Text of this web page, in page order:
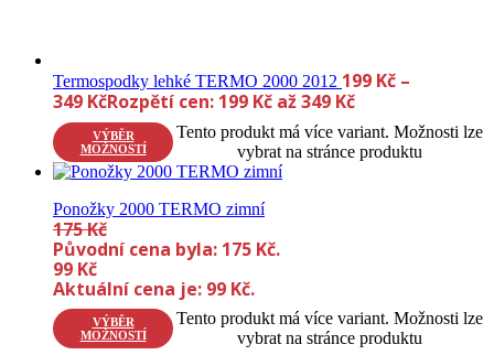
Termospodky lehké TERMO 2000 2012 199 Kč –
349 KčRozpětí cen: 199 Kč až 349 Kč
VÝBĚR
MOŽNOSTÍ
Tento produkt má více variant. Možnosti lze
vybrat na stránce produktu
Ponožky 2000 TERMO zimní
175Kč
Původní cena byla: 175 Kč.
99 Kč
Aktuální cena je: 99 Kč.
VÝBĚR
MOŽNOSTÍ
Tento produkt má více variant. Možnosti lze
vybrat na stránce produktu